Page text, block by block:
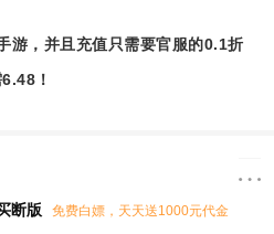
游，并且充值只需要官服的0.1折
！
断版
免费白嫖，天天送1000元代金